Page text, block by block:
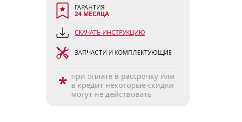
ГАРАНТИЯ
24 МЕСЯЦА
СКАЧАТЬ ИНСТРУКЦИЮ
ЗАПЧАСТИ И КОМПЛЕКТУЮЩИЕ
* при оплате в рассрочку или
в кредит некоторые скидки
могут не действовать